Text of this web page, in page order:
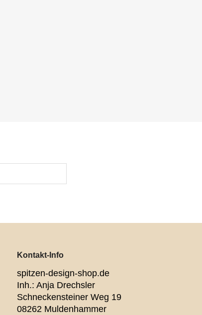
Kontakt-Info
spitzen-design-shop.de
Inh.: Anja Drechsler
Schneckensteiner Weg 19
08262 Muldenhammer